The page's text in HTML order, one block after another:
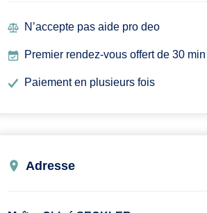
N’accepte pas aide pro deo
Premier rendez-vous offert de 30
Paiement en plusieurs fois
Adresse